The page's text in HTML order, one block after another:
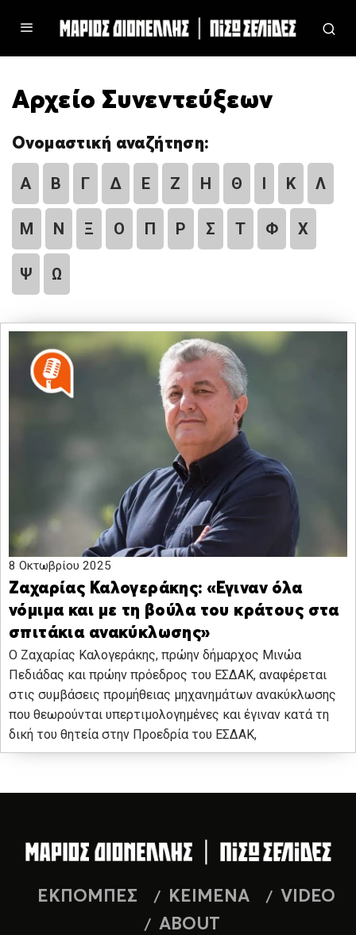
Αρχείο Συνεντεύξεων
Ονομαστική αναζήτηση:
Α Β Γ Δ Ε Ζ Η Θ Ι Κ Λ
Μ Ν Ξ Ο Π Ρ Σ Τ Φ Χ
Ψ Ω
8 Οκτωβρίου 2025
Ζαχαρίας Καλογεράκης: «Εγιναν όλα
νόμιμα και με τη βούλα του κράτους στα
σπιτάκια ανακύκλωσης»
Ο Ζαχαρίας Καλογεράκης, πρώην δήμαρχος Μινώα
Πεδιάδας και πρώην πρόεδρος του ΕΣΔΑΚ, αναφέρεται
στις συμβάσεις προμήθειας μηχανημάτων ανακύκλωσης
που θεωρούνται υπερτιμολογημένες και έγιναν κατά τη
δική του θητεία στην Προεδρία του ΕΣΔΑΚ,
ΕΚΠΟΜΠΕΣ ΚΕΙΜΕΝΑ
VIDEO
ABOUT